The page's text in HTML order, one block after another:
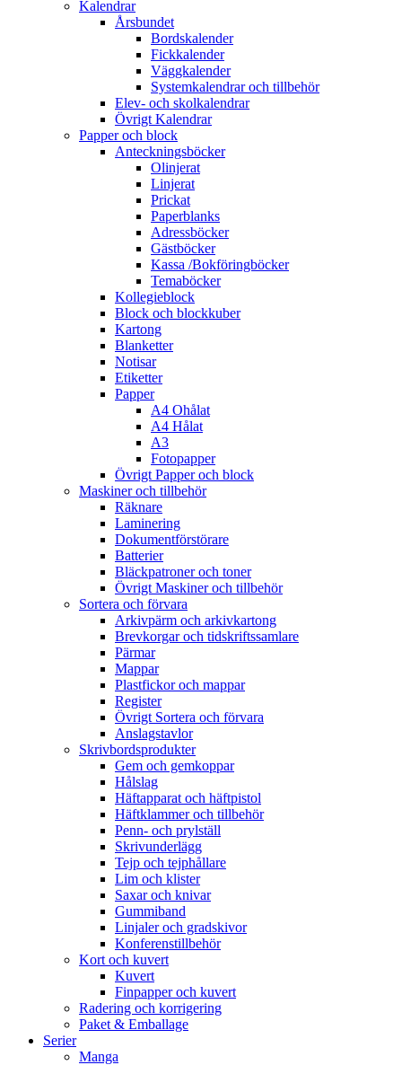
Kalendrar
Årsbundet
Bordskalender
Fickkalender
Väggkalender
Systemkalendrar och tillbehör
Elev- och skolkalendrar
Övrigt Kalendrar
Papper och block
Anteckningsböcker
Olinjerat
Linjerat
Prickat
Paperblanks
Adressböcker
Gästböcker
Kassa /Bokföringböcker
Temaböcker
Kollegieblock
Block och blockkuber
Kartong
Blanketter
Notisar
Etiketter
Papper
A4 Ohålat
A4 Hålat
A3
Fotopapper
Övrigt Papper och block
Maskiner och tillbehör
Räknare
Laminering
Dokumentförstörare
Batterier
Bläckpatroner och toner
Övrigt Maskiner och tillbehör
Sortera och förvara
Arkivpärm och arkivkartong
Brevkorgar och tidskriftssamlare
Pärmar
Mappar
Plastfickor och mappar
Register
Övrigt Sortera och förvara
Anslagstavlor
Skrivbordsprodukter
Gem och gemkoppar
Hålslag
Häftapparat och häftpistol
Häftklammer och tillbehör
Penn- och prylställ
Skrivunderlägg
Tejp och tejphållare
Lim och klister
Saxar och knivar
Gummiband
Linjaler och gradskivor
Konferenstillbehör
Kort och kuvert
Kuvert
Finpapper och kuvert
Radering och korrigering
Paket & Emballage
Serier
Manga